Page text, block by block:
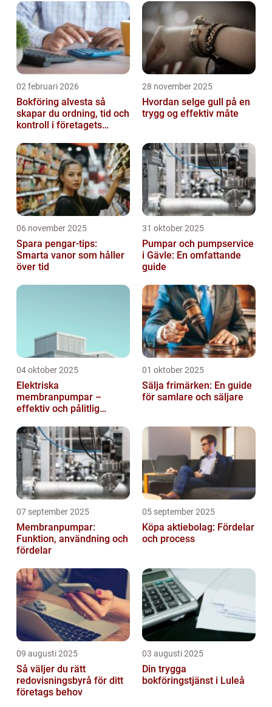
02 februari 2026
Bokföring alvesta så
skapar du ordning, tid och
kontroll i företagets
28 november 2025
Hvordan selge gull på en
trygg og effektiv måte
06 november 2025
Spara pengar-tips:
Smarta vanor som håller
över tid
31 oktober 2025
Pumpar och pumpservice
i Gävle: En omfattande
guide
04 oktober 2025
Elektriska
membranpumpar –
effektiv och pålitlig
01 oktober 2025
Sälja frimärken: En guide
för samlare och säljare
07 september 2025
Membranpumpar:
Funktion, användning och
fördelar
05 september 2025
Köpa aktiebolag: Fördelar
och process
09 augusti 2025
Så väljer du rätt
redovisningsbyrå för ditt
företags behov
03 augusti 2025
Din trygga
bokföringstjänst i Luleå